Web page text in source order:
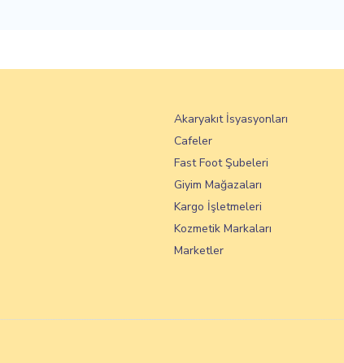
Akaryakıt İsyasyonları
Cafeler
Fast Foot Şubeleri
Giyim Mağazaları
Kargo İşletmeleri
Kozmetik Markaları
Marketler